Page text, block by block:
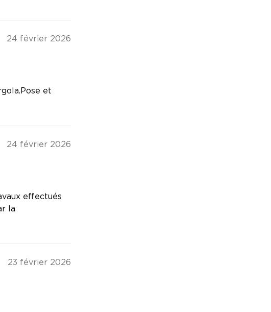
24 février 2026
et
24 février 2026
effectués
la
23 février 2026